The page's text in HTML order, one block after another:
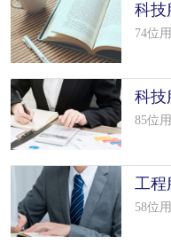
科技
么填
74位
科技
写（
85位
工程
么填
58位